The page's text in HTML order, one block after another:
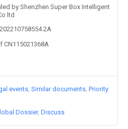
by Shenzhen Super Box Intelligent
ltd
CN115021368A
events Similar documents Priority
Dossier Discuss